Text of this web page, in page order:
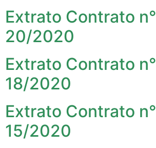
Extrato Contrato n°
20/2020
Extrato Contrato n°
18/2020
Extrato Contrato n°
15/2020